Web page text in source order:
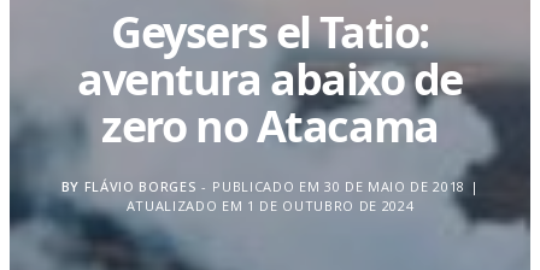
Geysers el Tatio:
aventura abaixo de
zero no Atacama
BY FLÁVIO BORGES
PUBLICADO EM 30 DE MAIO DE 2018 |
ATUALIZADO EM 1 DE OUTUBRO DE 2024